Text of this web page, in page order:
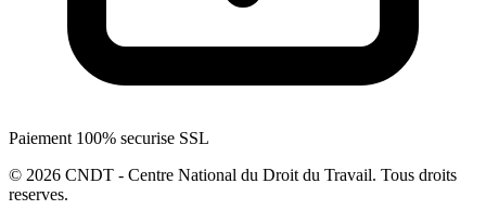
Paiement 100% securise SSL
© 2026 CNDT - Centre National du Droit du Travail. Tous droits
reserves.